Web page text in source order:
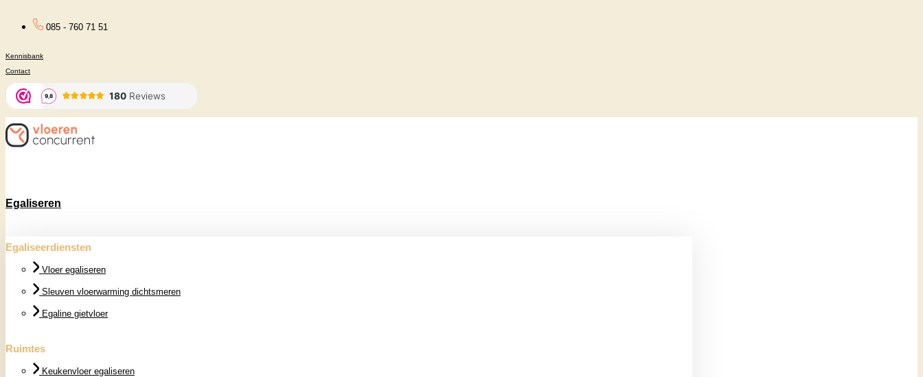
de
inhoud
085 - 760 71 51
Kennisbank
Contact
Egaliseren
Egaliseerdiensten
Vloer egaliseren
Sleuven vloerwarming dichtsmeren
Egaline gietvloer
Ruimtes
Keukenvloer egaliseren